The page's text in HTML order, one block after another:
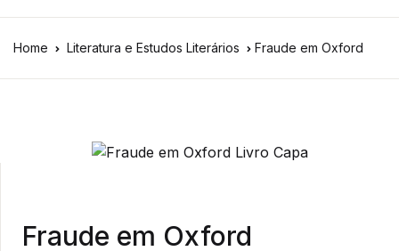
Home Literatura e Estudos Literários Fraude em Oxford
Fraude em Oxford